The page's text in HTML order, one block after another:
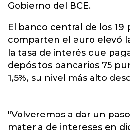
Gobierno del BCE.
El banco central de los 19
comparten el euro elevó
la tasa de interés que
depósitos bancarios 75
1,5%, su nivel más alto
"Volveremos a dar un
materia de intereses en